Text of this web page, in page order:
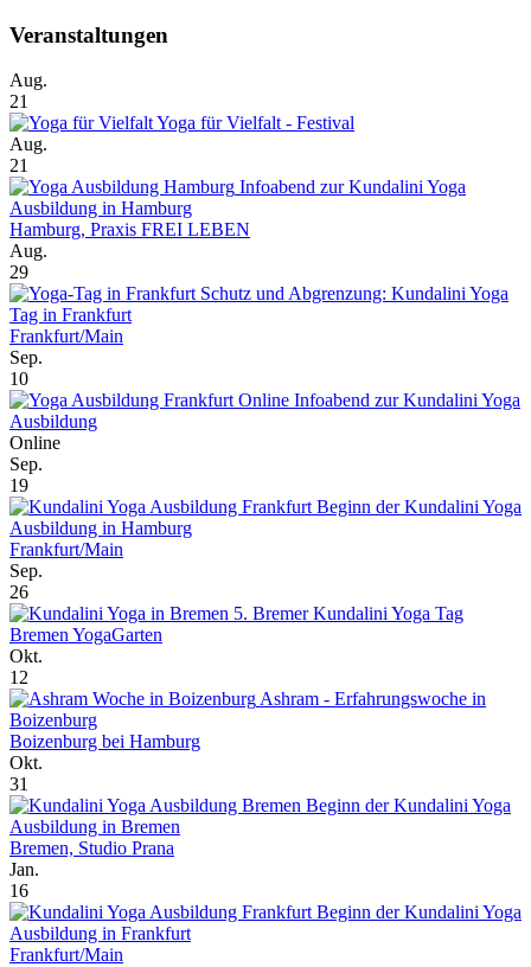
Veranstaltungen
Aug.
21
Yoga für Vielfalt - Festival
Aug.
21
Infoabend zur Kundalini Yoga
Ausbildung in Hamburg
Hamburg, Praxis FREI LEBEN
Aug.
29
Schutz und Abgrenzung: Kundalini Yoga
Tag in Frankfurt
Frankfurt/Main
Sep.
10
Online Infoabend zur Kundalini Yoga
Ausbildung
Online
Sep.
19
Beginn der Kundalini Yoga
Ausbildung in Hamburg
Frankfurt/Main
Sep.
26
5. Bremer Kundalini Yoga Tag
Bremen YogaGarten
Okt.
12
Ashram - Erfahrungswoche in
Boizenburg
Boizenburg bei Hamburg
Okt.
31
Beginn der Kundalini Yoga
Ausbildung in Bremen
Bremen, Studio Prana
Jan.
16
Beginn der Kundalini Yoga
Ausbildung in Frankfurt
Frankfurt/Main